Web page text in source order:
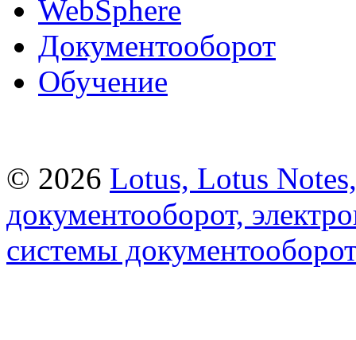
WebSphere
Документооборот
Обучение
© 2026 Lotus, Lotus
документооборот,
системы